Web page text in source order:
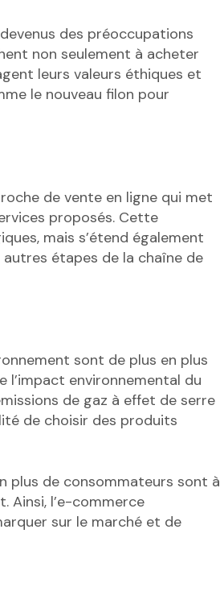
des préoccupations
non seulement à acheter
leurs valeurs éthiques et
le nouveau filon pour
de vente en ligne qui met
proposés. Cette
mais s’étend également
étapes de la chaîne de
sont de plus en plus
l’impact environnemental du
de gaz à effet de serre
de choisir des produits
plus de consommateurs sont à
Ainsi, l’e-commerce
sur le marché et de